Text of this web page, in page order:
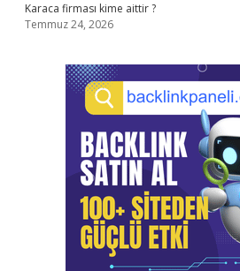
Karaca firması kime aittir ?
Temmuz 24, 2026